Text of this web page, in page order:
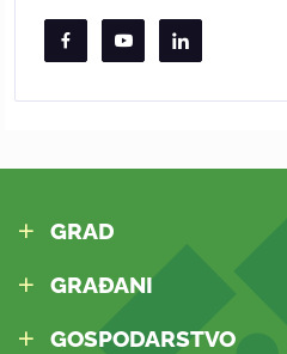
GRAD
GRAĐANI
GOSPODARSTVO